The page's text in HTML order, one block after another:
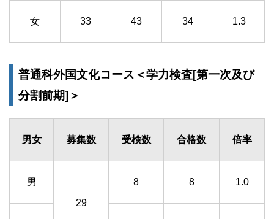
女 33 43 34 1.3
普通科外国文化コース＜学力検査[第一次及び
分割前期]＞
男女 募集数 受検数 合格数 倍率
男
29
8 8 1.0